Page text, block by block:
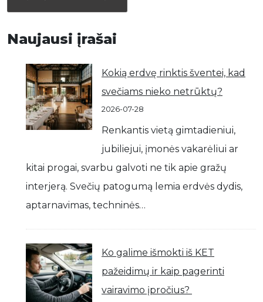
Naujausi įrašai
Kokią erdvę rinktis šventei, kad
svečiams nieko netrūktų?
2026-07-28
Renkantis vietą gimtadieniui,
jubiliejui, įmonės vakarėliui ar
kitai progai, svarbu galvoti ne tik apie gražų
interjerą. Svečių patogumą lemia erdvės dydis,
aptarnavimas, techninės…
Ko galime išmokti iš KET
pažeidimų ir kaip pagerinti
vairavimo įpročius?